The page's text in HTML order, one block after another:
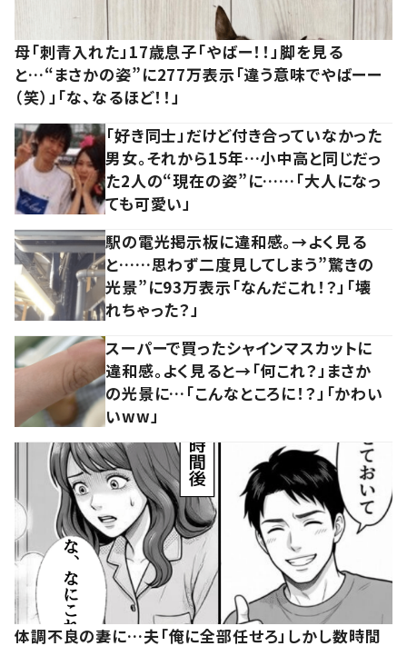
母「刺青入れた」17歳息子「やばー！！」脚を見る
と…“まさかの姿”に277万表示「違う意味でやばーー
（笑）」「な、なるほど！！」
「好き同士」だけど付き合っていなかった
男女。それから15年…小中高と同じだっ
た2人の“現在の姿”に……「大人になっ
ても可愛い」
駅の電光掲示板に違和感。→よく見る
と……思わず二度見してしまう”驚きの
光景”に93万表示「なんだこれ！？」「壊
れちゃった？」
スーパーで買ったシャインマスカットに
違和感。よく見ると→「何これ？」まさか
の光景に…「こんなところに！？」「かわい
いww」
体調不良の妻に…夫「俺に全部任せろ」しかし数時間